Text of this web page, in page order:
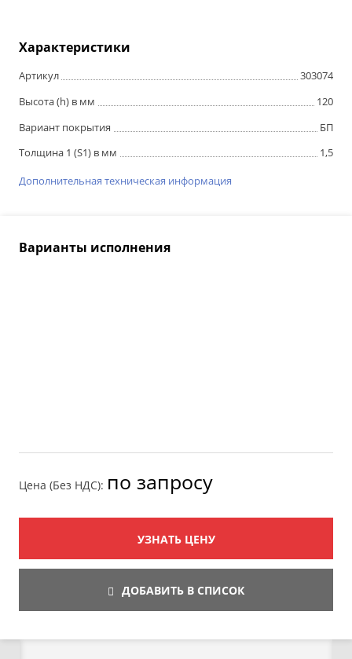
Характеристики
Артикул
303074
Высота (h) в мм
120
Вариант покрытия
БП
Толщина 1 (S1) в мм
1,5
Дополнительная техническая информация
Варианты исполнения
Цена (Без НДС): по запросу
УЗНАТЬ ЦЕНУ
ДОБАВИТЬ В СПИСОК